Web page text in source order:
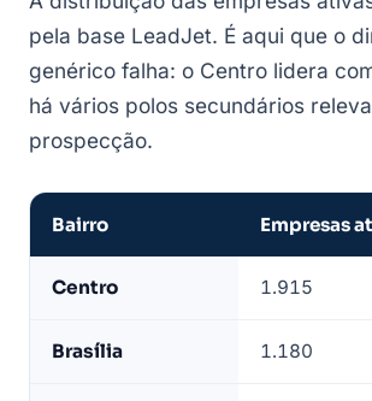
pela base LeadJet. É aqui que o
genérico falha: o Centro lidera
há vários polos secundários
prospecção.
por
Bairro Empresas
Centro 1.915
Brasília 1.180